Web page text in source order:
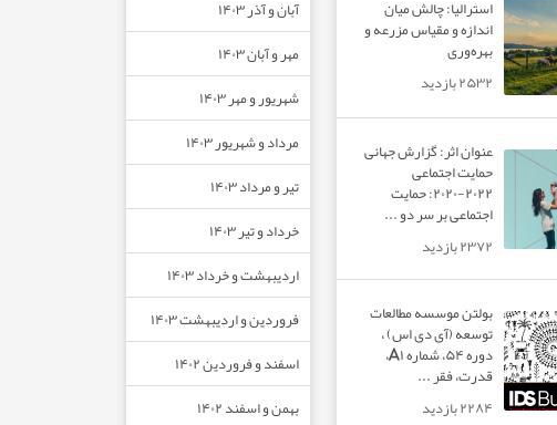
استرالیا: چالش میان
اندازه و مقیاس مزرعه و
بهره‌وری
۲۵۳۲ بازدید
عنوان اثر: گزارش جهانی
حمایت اجتماعی
۲۰۲۲-۲۰۲۰: حمایت
اجتماعی بر سر دو ...
۲۳۷۲ بازدید
بولتن موسسه مطالعات
توسعه (آی دی اس) ،
دوره ۵۴، شماره A۱،
قدرت، فقر ...
۲۲۸۴ بازدید
آبان و آذر ۱۴۰۳
مهر و آبان ۱۴۰۳
شهریور و مهر ۱۴۰۳
مرداد و شهریور ۱۴۰۳
تیر و مرداد ۱۴۰۳
خرداد و تیر ۱۴۰۳
اردیبهشت و خرداد ۱۴۰۳
فروردین و اردیبهشت ۱۴۰۳
اسفند و فروردین ۱۴۰۲
بهمن و اسفند ۱۴۰۲